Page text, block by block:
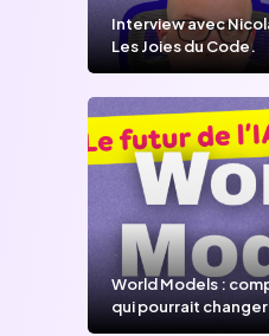
Interview avec
Les Joies du Code.
World Models :
qui pourrait changer